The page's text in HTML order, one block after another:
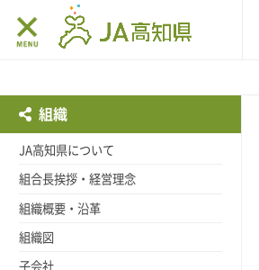
組織
JA高知県について
組合長挨拶・経営理念
組織概要・沿革
組織図
子会社